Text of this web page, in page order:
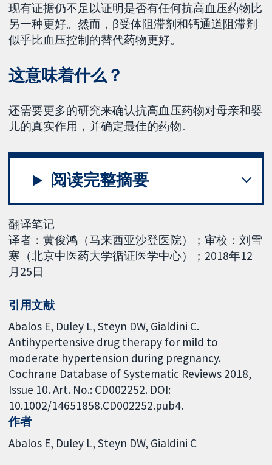
现有证据仍不足以证明是否有任何抗高血压药物比
另一种更好。然而，β受体阻滞剂和钙通道阻滞剂
似乎比血压控制的替代药物更好。
这意味着什么？
还需要更多的研究来确认抗高血压药物对母亲和婴
儿的真实作用，并确定最佳的药物。
阅读完整摘要
翻译笔记
译者：黄俊鸿（马来西亚沙登医院）；审校：刘雪
寒（北京中医药大学循证医学中心）；2018年12
月25日
引用文献
Abalos E, Duley L, Steyn DW, Gialdini C.
Antihypertensive drug therapy for mild to
moderate hypertension during pregnancy.
Cochrane Database of Systematic Reviews 2018,
Issue 10. Art. No.: CD002252. DOI:
10.1002/14651858.CD002252.pub4.
作者
Abalos E Duley L Steyn DW Gialdini C